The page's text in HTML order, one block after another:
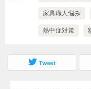
家具職人悩み
熱中症対策
Tweet